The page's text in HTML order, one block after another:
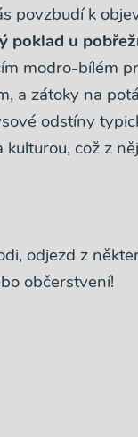
povzbudí k
poklad u
modro-bílém
a zátoky na
odstíny
což z
odjezd z
občerstvení!